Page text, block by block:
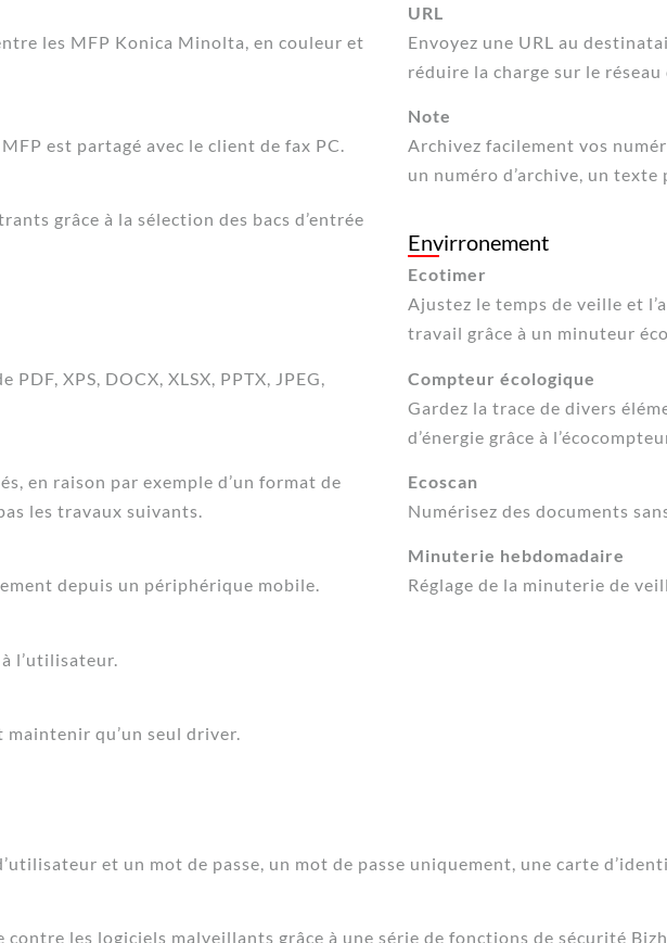
les MFP Konica Minolta, en couleur et
est partagé avec le client de fax PC.
grâce à la sélection des bacs d’entrée
XPS, DOCX, XLSX, PPTX, JPEG,
en raison par exemple d’un format de
les travaux suivants.
depuis un périphérique mobile.
l’utilisateur.
maintenir qu’un seul driver.
URL
Envoyez une URL au
réduire la charge sur le réseau
Note
Archivez facilement vos
un numéro d’archive, un
Envirronement
Ecotimer
Ajustez le temps de veille et
travail grâce à un minuteur
Compteur écologique
Gardez la trace de divers
d’énergie grâce à
Ecoscan
Numérisez des documents
Minuterie hebdomadaire
Réglage de la minuterie de
et un mot de passe, un mot de passe uniquement, une carte
les logiciels malveillants grâce à une série de fonctions de sécurité